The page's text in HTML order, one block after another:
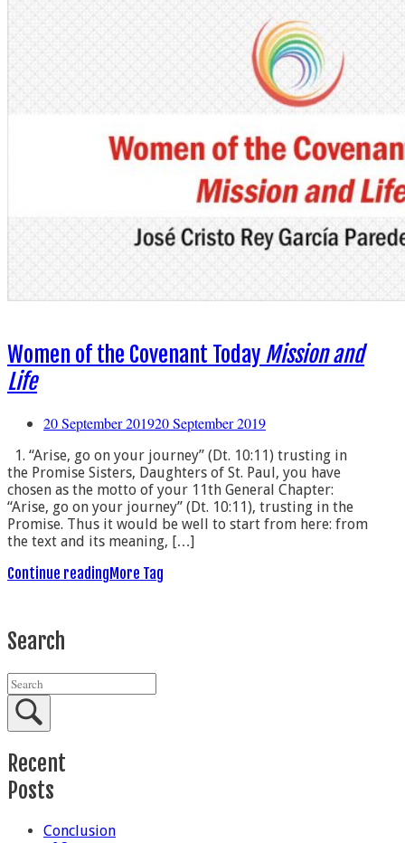
Women of the Covenant Today Mission and
Life
20 September 201920 September 2019
1. “Arise, go on your journey” (Dt. 10:11) trusting in
the Promise Sisters, Daughters of St. Paul, you have
chosen as the motto of your 11th General Chapter:
“Arise, go on your journey” (Dt. 10:11), trusting in the
Promise. Thus it would be well to start from here: from
the text and its meaning, […]
Continue reading More Tag
Search
Recent
Posts
Conclusion